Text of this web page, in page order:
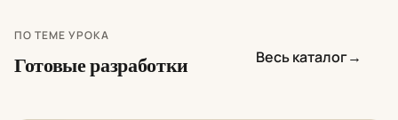
ПО ТЕМЕ УРОКА
Готовые разработки Весь каталог→